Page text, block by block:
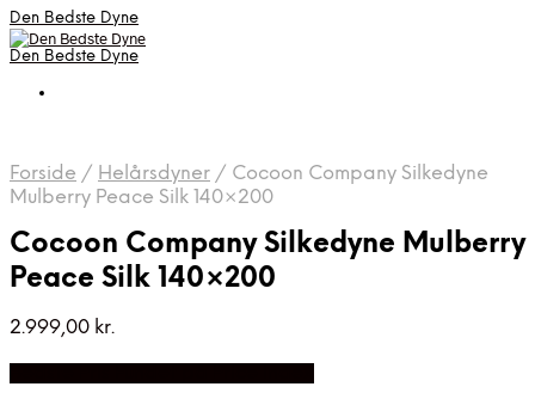
Den Bedste Dyne
Den Bedste Dyne
Forside / Helårsdyner / Cocoon Company Silkedyne
Mulberry Peace Silk 140×200
Cocoon Company Silkedyne Mulberry
Peace Silk 140×200
2.999,00 kr.